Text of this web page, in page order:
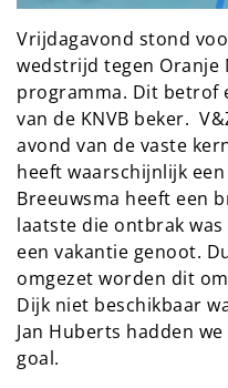
Vrijdagavond stond
wedstrijd tegen Oranje
programma. Dit betrof
van de KNVB beker.
avond van de vaste
heeft waarschijnlijk
Breeuwsma heeft een
laatste die ontbrak
een vakantie genoot.
omgezet worden dit
Dijk niet beschikbaar
Jan Huberts hadden
goal.